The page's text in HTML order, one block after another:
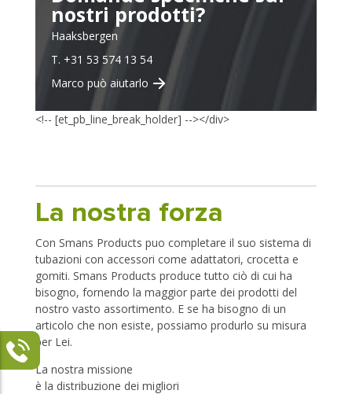
nostri prodotti?
Haaksbergen
T. +31 53 574 13 54
Marco può aiutarlo
<!-- [et_pb_line_break_holder] --></div>
La nostra forza
Con Smans Products puo completare il suo sistema di
tubazioni con accessori come adattatori, crocetta e
gomiti. Smans Products produce tutto ciò di cui ha
bisogno, fornendo la maggior parte dei prodotti del
nostro vasto assortimento. E se ha bisogno di un
articolo che non esiste, possiamo produrlo su misura
per Lei.
La nostra missione
è la distribuzione dei migliori